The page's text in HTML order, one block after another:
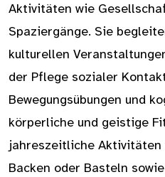
Aktivitäten wie
Spaziergänge. Sie
kulturellen
der Pflege sozialer
Bewegungsübungen und
körperliche und geistige
jahreszeitliche Aktivitäten
Backen oder Basteln